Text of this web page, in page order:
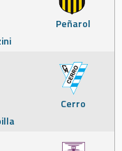
Peñarol
Cerro